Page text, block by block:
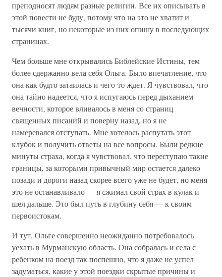
преподносят людям разные религии. Все их описывать в
этой повести не буду, потому что на это не хватит и
тысячи книг, но некоторые из них опишу в последующих
страницах.
Чем больше мне открывались Библейские Истины, тем
более сдержанно вела себя Ольга. Было впечатление, что
она как будто затаилась и чего-то ждет. Я чувствовал, что
она тайно надеется, что я испугаюсь перед дыханием
вечности, которое вливалось в меня со страниц
священных писаний и поверну назад, но я не
намеревался отступать. Мне хотелось распутать этот
клубок и получить ответы на все вопросы. Были редкие
минуты страха, когда я чувствовал, что переступаю такие
границы, за которыми привычный мир остается далеко
позади и дороги назад скорее всего уже не будет, но меня
это не останавливало — я сжимал свой страх в кулак и
шел дальше. Это был путь в глубину себя — к своим
первоистокам.
И тут, Ольге совершенно неожиданно потребовалось
уехать в Мурманскую область. Она собралась и села с
ребенком на поезд так поспешно, что я даже не успел
задуматься, какие у этой поездки скрытые причины и